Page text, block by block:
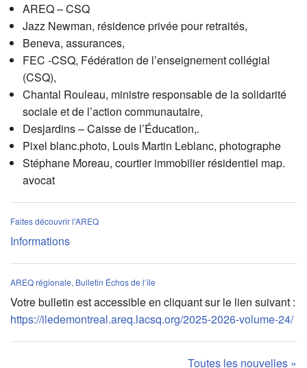
AREQ – CSQ
Jazz Newman, résidence privée pour retraités,
Beneva, assurances,
FEC -CSQ, Fédération de l’enseignement collégial
(CSQ),
Chantal Rouleau, ministre responsable de la solidarité
sociale et de l’action communautaire,
Desjardins – Caisse de l’Éducation,.
Pixel blanc.photo, Louis Martin Leblanc, photographe
Stéphane Moreau, courtier immobilier résidentiel map.
avocat
Faites découvrir l’AREQ
Informations
AREQ régionale, Bulletin Échos de l’île
Votre bulletin est accessible en cliquant sur le lien suivant :
https://iledemontreal.areq.lacsq.org/2025-2026-volume-24/
Toutes les nouvelles »